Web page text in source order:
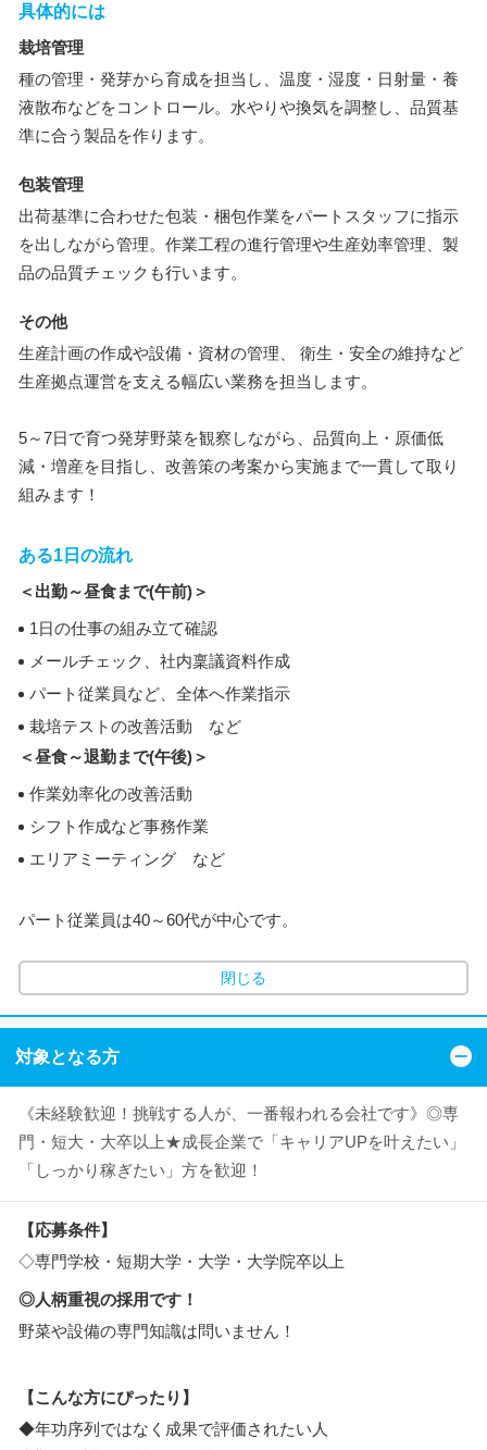
具体的には
栽培管理
種の管理・発芽から育成を担当し、温度・湿度・日射量・養
液散布などをコントロール。水やりや換気を調整し、品質基
準に合う製品を作ります。
包装管理
出荷基準に合わせた包装・梱包作業をパートスタッフに指示
を出しながら管理。作業工程の進行管理や生産効率管理、製
品の品質チェックも行います。
その他
生産計画の作成や設備・資材の管理、 衛生・安全の維持など
生産拠点運営を支える幅広い業務を担当します。
5～7日で育つ発芽野菜を観察しながら、品質向上・原価低
減・増産を目指し、改善策の考案から実施まで一貫して取り
組みます！
ある1日の流れ
＜出勤～昼食まで(午前)＞
1日の仕事の組み立て確認
メールチェック、社内稟議資料作成
パート従業員など、全体へ作業指示
栽培テストの改善活動 など
＜昼食～退勤まで(午後)＞
作業効率化の改善活動
シフト作成など事務作業
エリアミーティング など
パート従業員は40～60代が中心です。
閉じる
対象となる方
《未経験歓迎！挑戦する人が、一番報われる会社です》◎専
門・短大・大卒以上★成長企業で「キャリアUPを叶えたい」
「しっかり稼ぎたい」方を歓迎！
【応募条件】
◇専門学校・短期大学・大学・大学院卒以上
◎人柄重視の採用です！
野菜や設備の専門知識は問いません！
【こんな方にぴったり】
◆年功序列ではなく成果で評価されたい人